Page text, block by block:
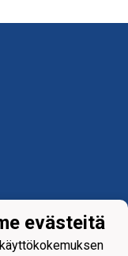
evästeitä